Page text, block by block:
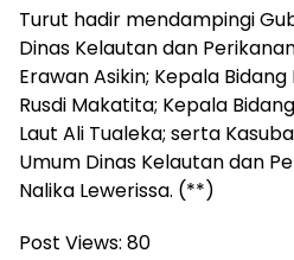
Turut hadir mendampingi
Dinas Kelautan dan
Erawan Asikin; Kepala
Rusdi Makatita; Kepala
Laut Ali Tualeka; serta
Umum Dinas Kelautan dan
Nalika Lewerissa. (**)
Post Views: 80